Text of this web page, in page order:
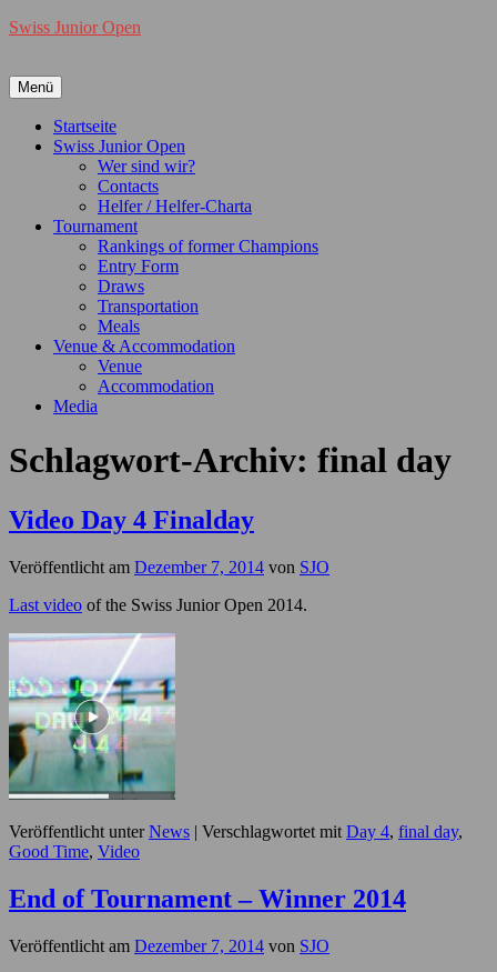
Swiss Junior Open
Menü
Primäres
Menü
Startseite
Swiss Junior Open
Wer sind wir?
Contacts
Helfer / Helfer-Charta
Tournament
Rankings of former Champions
Entry Form
Draws
Transportation
Meals
Venue & Accommodation
Venue
Accommodation
Media
Schlagwort-Archiv: final day
Video Day 4 Finalday
Veröffentlicht am Dezember 7, 2014 von SJO
Last video of the Swiss Junior Open 2014.
Veröffentlicht unter News | Verschlagwortet mit Day 4, final day,
Good Time, Video
End of Tournament – Winner 2014
Veröffentlicht am Dezember 7, 2014 von SJO